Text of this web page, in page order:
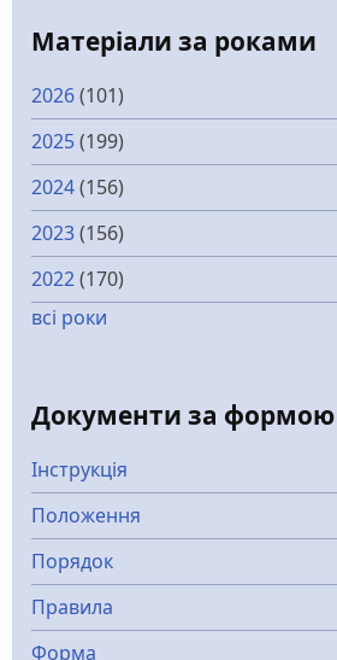
Матеріали за роками
2026(101)
2025(199)
2024(156)
2023(156)
2022(170)
всі роки
Документи за формою
Інструкція
Положення
Порядок
Правила
Форма